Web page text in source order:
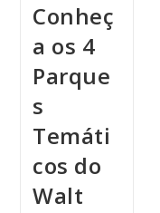
Conheç
a os 4
Parque
s
Temáti
cos do
Walt